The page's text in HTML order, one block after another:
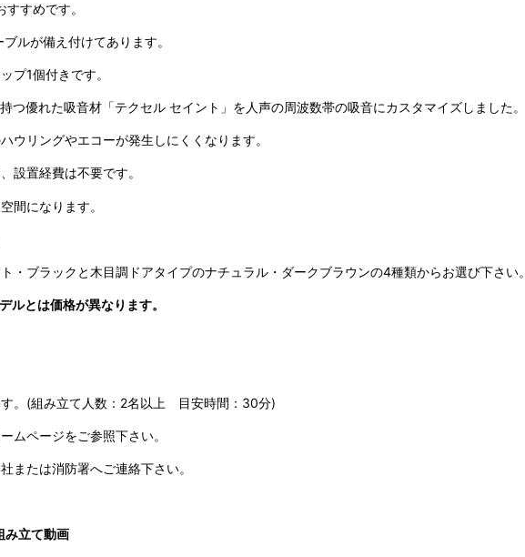
すめです。
ルが備え付けてあります。
プ1個付きです。
つ優れた吸音材「テクセル セイント」を人声の周波数帯の吸音にカスタマイズしました。
ウリングやエコーが発生しにくくなります。
設置経費は不要です。
間になります。
・ブラックと木目調ドアタイプのナチュラル・ダークブラウンの4種類からお選び下さい。
ルとは価格が異なります。
。(組み立て人数：2名以上 目安時間：30分)
ムページをご参照下さい。
または消防署へご連絡下さい。
み立て動画